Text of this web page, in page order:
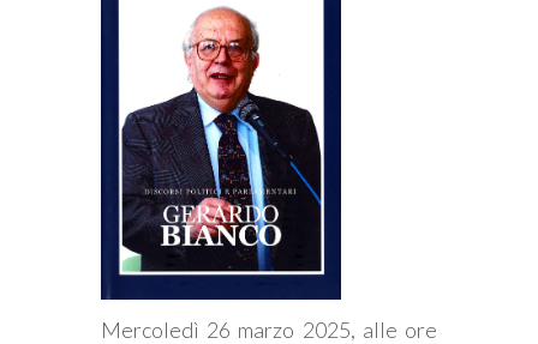
Mercoledì 26 marzo 2025, alle ore